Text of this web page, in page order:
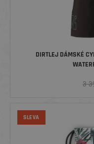
DIRTLEJ DÁMSKÉ
3
SLEVA